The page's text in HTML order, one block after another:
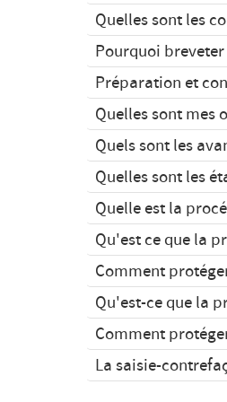
l'article
Quelles sont les
Pourquoi
Lire l'article
Préparation et
Quelles sont mes
Lire l'article
Quels sont les
Quelles sont les
Quelle est la
Lire
Qu'est ce que la
Comment
Qu'est-ce que la
Comment
La saisie-